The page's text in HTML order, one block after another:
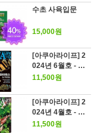
수초 사육입문
15,000원
[아쿠아라이프] 2
024년 6월호 - 다
트니오이데스 뉴
11,500원
[아쿠아라이프] 2
024년 4월호 - 봄
부터 시작하는 쉬
11,500원